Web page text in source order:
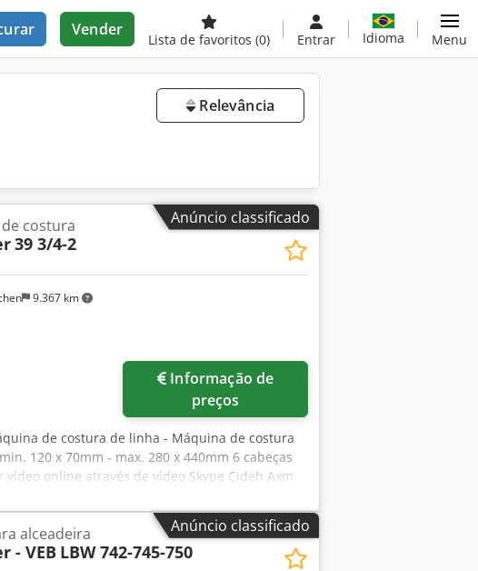
Vender
Lista de favoritos (0) Entrar Idioma Menu
Relevância
Anúncio classificado
9.367 km
costura
39 3/4-2
preços
de costura de linha - Máquina de costura
120 x 70mm - max. 280 x 440mm 6 cabeças
online através de vídeo Skype Cjdeh Axm
mais máquinas em stock Disponível de
em stock - Pode ser testado
Anúncio classificado
alceadeira
- VEB LBW 742-745-750